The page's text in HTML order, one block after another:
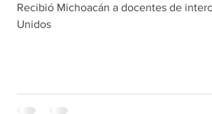
Recibió Michoacán a docentes de
Unidos